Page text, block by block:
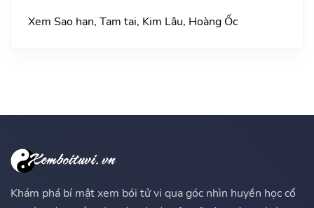
Xem Sao hạn, Tam tai, Kim Lâu, Hoàng Ốc
Khám phá bí mật xem bói tử vi qua góc nhìn huyền học cổ